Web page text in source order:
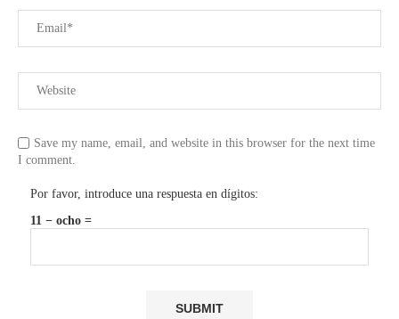
Save my name, email, and website in this browser for the next time
I comment.
Por favor, introduce una respuesta en dígitos:
11 − ocho =